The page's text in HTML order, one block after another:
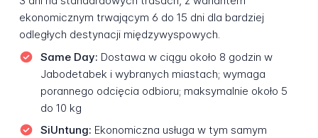
ekonomicznym trwającym 6 do 15 dni dla bardziej
odległych destynacji międzywyspowych.
Same Day: Dostawa w ciągu około 8 godzin w
Jabodetabek i wybranych miastach; wymaga
porannego odcięcia odbioru; maksymalnie około 5
do 10 kg
SiUntung: Ekonomiczna usługa w tym samym